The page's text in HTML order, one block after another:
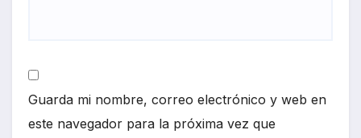
Guarda mi nombre, correo electrónico y web en
este navegador para la próxima vez que